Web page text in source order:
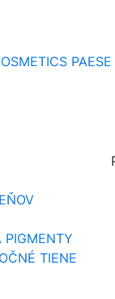
PAESE
PIGMENTY
TIENE